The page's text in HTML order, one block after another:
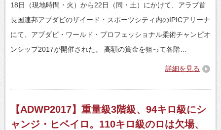
18日（現地時間・火）から22日（同・土）にかけて、アラブ首
長国連邦アブダビのザイード・スポーツシティ内のIPICアリーナ
にて、アブダビ・ワールド・プロフェッショナル柔術チャンピオ
ンシップ2017が開催された。 高額の賞金を狙って各階…
詳細を見る
【ADWP2017】重量級3階級、94キロ級にシ
ャンジ・ヒベイロ。110キロ級のロは欠場、